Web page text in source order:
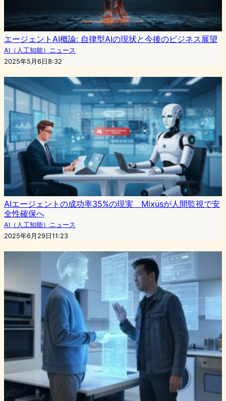
エージェントAI概論: 自律型AIの現状と今後のビジネス展望
AI（人工知能）ニュース
2025年5月6日8:32
AIエージェントの成功率35%の現実 Mixusが人間監視で安
全性確保へ
AI（人工知能）ニュース
2025年6月29日11:23